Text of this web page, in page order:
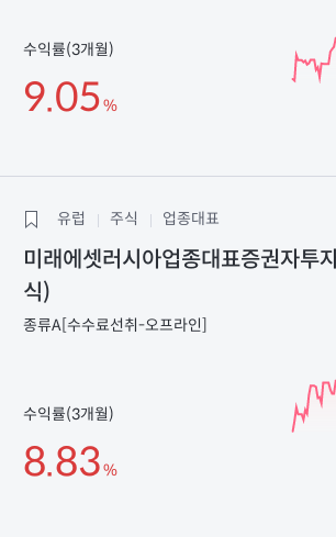
수익률(3개월)
9.05%
유럽 주식 업종대표
미래에셋러시아업종대표증권자투
식)
종류A[수수료선취-오프라인]
수익률(3개월)
8.83%